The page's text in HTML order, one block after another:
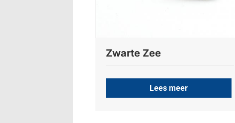
Zwarte Zee
Lees meer